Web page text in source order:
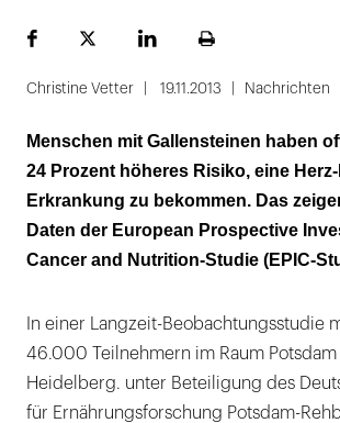
FacebookPlattformLinekdInSeite
Christine Vetter 19.11.2013 Nachrichten
Menschen mit Gallensteinen haben
24 Prozent höheres Risiko, eine
Erkrankung zu bekommen. Das
Daten der European Prospective
Cancer and Nutrition-Studie (EPIC-
In einer Langzeit-Beobachtungsstudie
46.000 Teilnehmern im Raum Potsdam
Heidelberg. unter Beteiligung des
für Ernährungsforschung Potsdam-